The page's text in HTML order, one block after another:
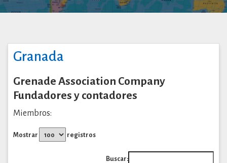
Granada
Grenade Association Company
Fundadores y contadores
Miembros:
Mostrar registros
Buscar: